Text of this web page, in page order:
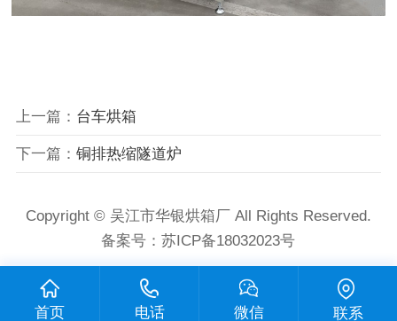
上一篇： 台车烘箱
下一篇： 铜排热缩隧道炉
Copyright © 吴江市华银烘箱厂 All Rights Reserved.
备案号：苏ICP备18032023号
首页 电话 微信 联系